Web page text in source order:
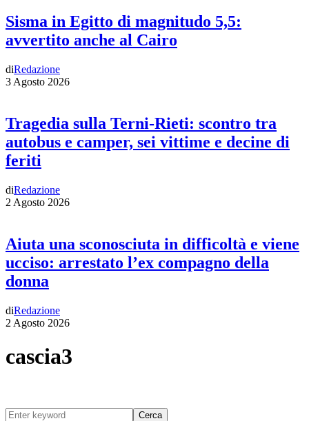
Sisma in Egitto di magnitudo 5,5:
avvertito anche al Cairo
diRedazione
3 Agosto 2026
Tragedia sulla Terni-Rieti: scontro tra
autobus e camper, sei vittime e decine di
feriti
diRedazione
2 Agosto 2026
Aiuta una sconosciuta in difficoltà e viene
ucciso: arrestato l’ex compagno della
donna
diRedazione
2 Agosto 2026
cascia3
Cerca